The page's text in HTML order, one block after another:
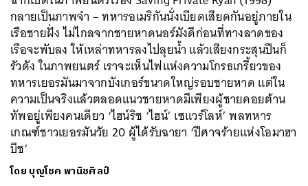
กลายเป็นภาพจำ – ทหารอเมริกันนั่งเบียดเสียดกันอยู่ภายใน
เรือชายฝั่ง ไม่ไกลจากชายหาดนอร์มังดีก่อนที่ทางลาดของ
เรือจะพับลง ให้เหล่าทหารลงไปลุยน้ำ แล้วเสียงกระสุนปืนก็
รัวดัง ในภาพยนตร์ เราจะเห็นไฟแห่งความโกรธเกรี้ยวของ
ทหารเยอรมันมาจากบังเกอร์ขนาดใหญ่รอบชายหาด แต่ใน
ความเป็นจริงแล้วตลอดแนวชายหาดมีเพียงผู้ชายคอยต้าน
ทัพอยู่เพียงคนเดียว ‘ไฮน์ริช ‘ไฮน์’ เซแวร์โลห์’ พลทหาร
เกณฑ์ชาวเยอรมันวัย 20 ผู้ได้รับฉายา ‘ปีศาจร้ายแห่งโอมาฮา
บีช’
โดย บุญโชค พานิชศิลป์